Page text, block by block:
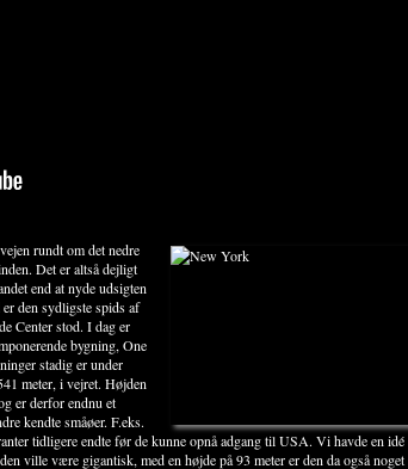
rundt om det nedre
Det er altså dejligt
end at nyde udsigten
den sydligste spids af
Center stod. I dag er
bygning, One
stadig er under
meter, i vejret. Højden
er derfor endnu et
kendte småøer. F.eks.
tidligere endte før de kunne opnå adgang til USA. Vi havde en idé
ville være gigantisk, med en højde på 93 meter er den da også noget